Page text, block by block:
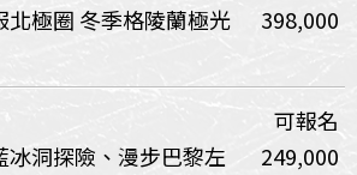
北極圈 冬季格陵蘭極光
398,000
可報名
洞探險、漫步巴黎左
249,000